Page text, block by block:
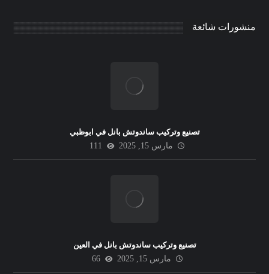
منشورات شائعة
تصنيع وتركيب ساندوتش بانل في ابوظبي
مارس 15, 2025
111
تصنيع وتركيب ساندوتش بانل في العين
مارس 15, 2025
66